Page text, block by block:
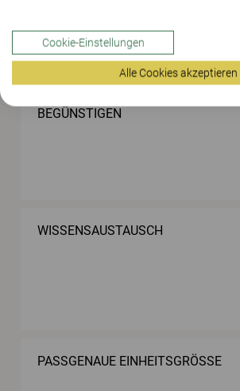
BEGÜNSTIGEN
WISSENSAUSTAUSCH
PASSGENAUE EINHEITSGRÖSSE
Cookie-Einstellungen
Alle Cookies akzeptieren